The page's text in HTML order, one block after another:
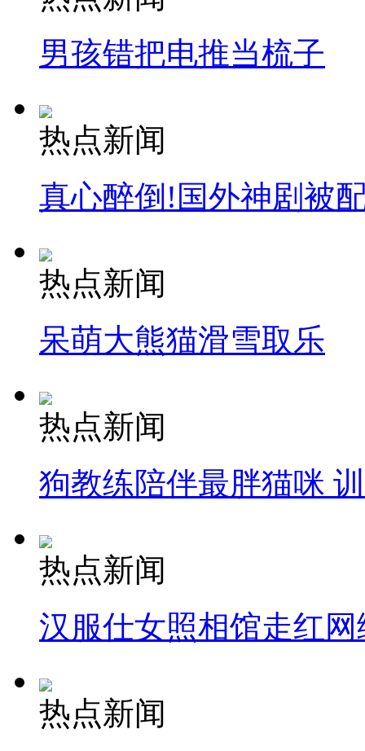
男孩错把电推当梳子
热点新闻
真心醉倒!国外神剧被
热点新闻
呆萌大熊猫滑雪取乐
热点新闻
狗教练陪伴最胖猫咪
热点新闻
汉服仕女照相馆走红网
热点新闻